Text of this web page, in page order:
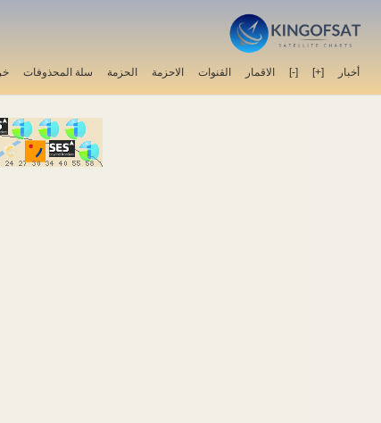
أخبار [+]
[-] الاقمار القنوات الاحزمة الحزمة سلة المحذوفات